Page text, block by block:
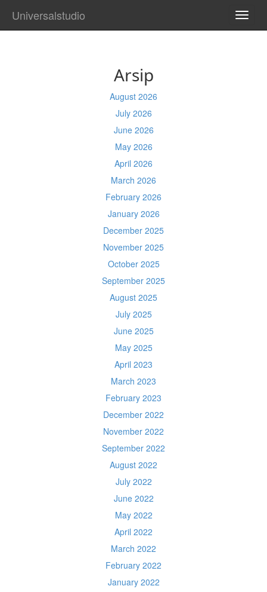
Universalstudio
Arsip
August 2026
July 2026
June 2026
May 2026
April 2026
March 2026
February 2026
January 2026
December 2025
November 2025
October 2025
September 2025
August 2025
July 2025
June 2025
May 2025
April 2023
March 2023
February 2023
December 2022
November 2022
September 2022
August 2022
July 2022
June 2022
May 2022
April 2022
March 2022
February 2022
January 2022